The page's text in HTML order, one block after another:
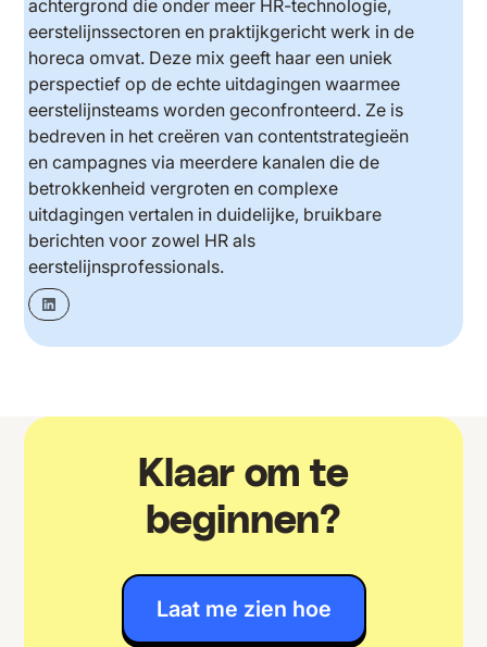
achtergrond die onder meer HR-technologie,
eerstelijnssectoren en praktijkgericht werk in de
horeca omvat. Deze mix geeft haar een uniek
perspectief op de echte uitdagingen waarmee
eerstelijnsteams worden geconfronteerd. Ze is
bedreven in het creëren van contentstrategieën
en campagnes via meerdere kanalen die de
betrokkenheid vergroten en complexe
uitdagingen vertalen in duidelijke, bruikbare
berichten voor zowel HR als
eerstelijnsprofessionals.
Klaar om te
beginnen?
Laat me zien hoe